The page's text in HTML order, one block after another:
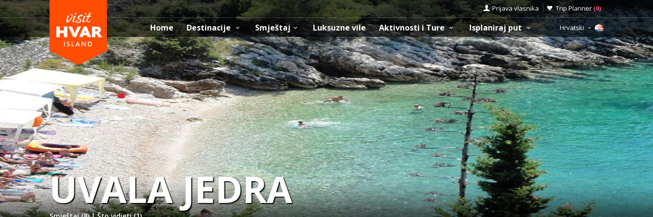
Prijava vlasnika Trip Planner (0)
Home Destinacije Smještaj Luksuzne vile Aktivnosti i Ture Isplaniraj put Hrvatski
UVALA JEDRA